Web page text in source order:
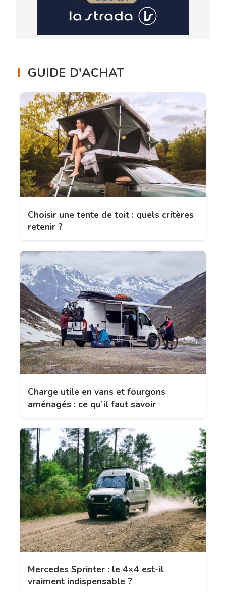
GUIDE D'ACHAT
Choisir une tente de toit : quels critères
retenir ?
Charge utile en vans et fourgons
aménagés : ce qu’il faut savoir
Mercedes Sprinter : le 4×4 est-il
vraiment indispensable ?